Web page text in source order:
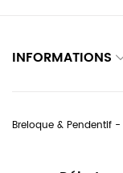
INFORMATIONS
Breloque & Pendentif